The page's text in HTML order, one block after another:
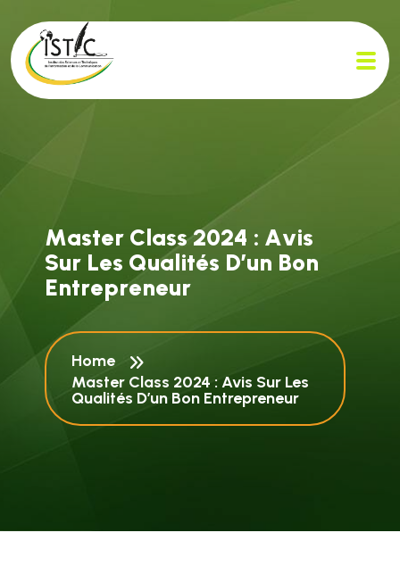
Master Class2024 : Avis
Sur Les Qualités D’un Bon
Entrepreneur
Home
Master Class 2024 : Avis Sur Les
Qualités D’un Bon Entrepreneur